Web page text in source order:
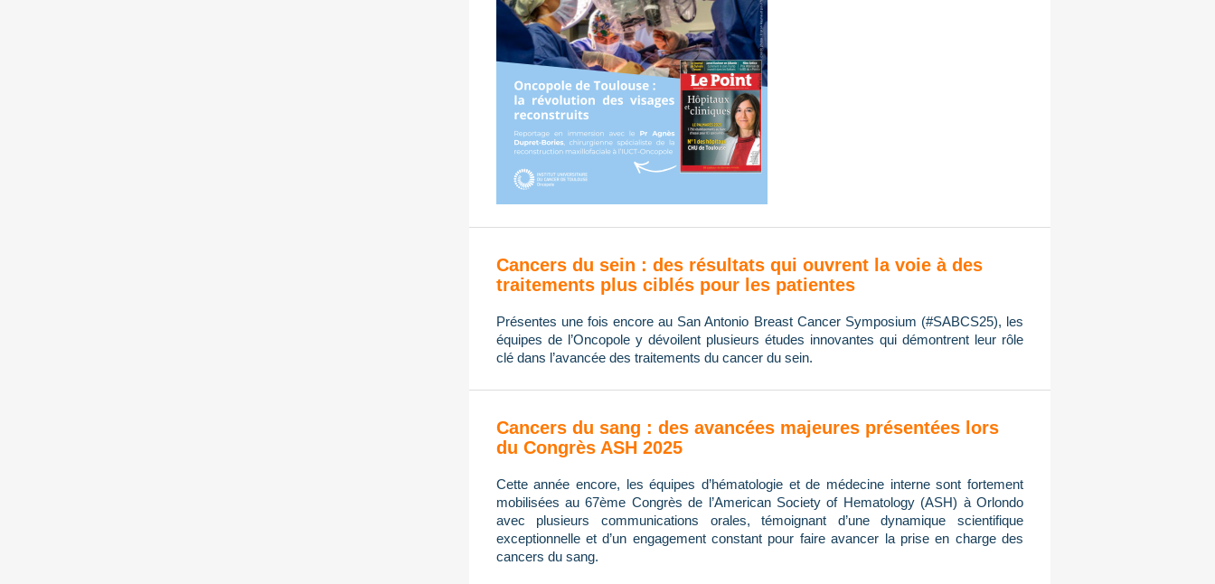
Cancers du sein : des résultats qui ouvrent la voie à des
traitements plus ciblés pour les patientes
Présentes une fois encore au San Antonio Breast Cancer Symposium (#SABCS25), les
équipes de l’Oncopole y dévoilent plusieurs études innovantes qui démontrent leur rôle
clé dans l’avancée des traitements du cancer du sein.
Cancers du sang : des avancées majeures présentées lors
du Congrès ASH 2025
Cette année encore, les équipes d’hématologie et de médecine interne sont fortement
mobilisées au 67ème Congrès de l’American Society of Hematology (ASH) à Orlondo
avec plusieurs communications orales, témoignant d’une dynamique scientifique
exceptionnelle et d’un engagement constant pour faire avancer la prise en charge des
cancers du sang.